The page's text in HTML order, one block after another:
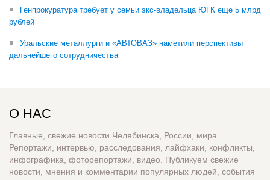
Генпрокуратура требует у семьи экс-владельца ЮГК еще 5 млрд
рублей
Уральские металлурги и «АВТОВАЗ» наметили перспективы
дальнейшего сотрудничества
О НАС
Главные, свежие новости Челябинска, России, мира.
Репортажи, интервью, расследования, лайфхаки, конфликты,
инфографика, фоторепортажи, видео. Публикуем свежие
новости, мнения и комментарии популярных людей, события